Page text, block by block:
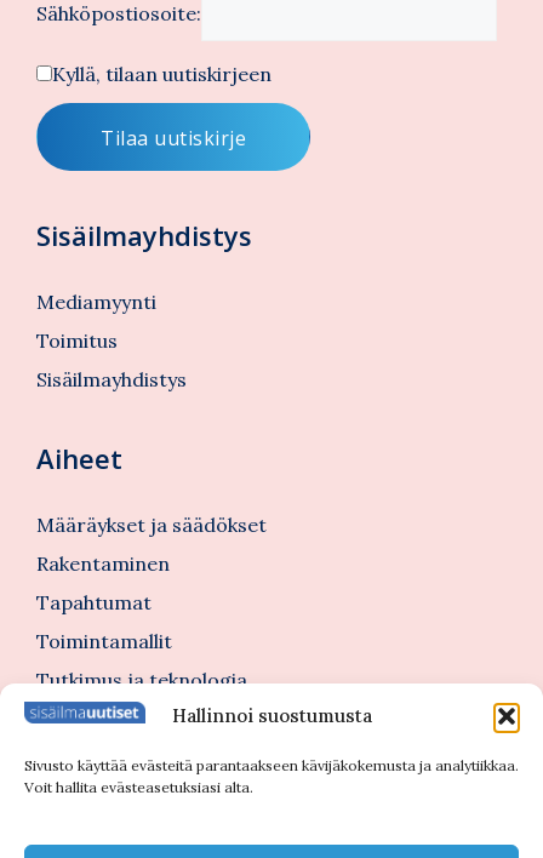
Hallinnoi suostumusta
Sivusto käyttää evästeitä parantaakseen kävijäkokemusta ja analytiikkaa.
Voit hallita evästeasetuksiasi alta.
Sähköpostiosoite:
Kyllä, tilaan uutiskirjeen
Sisäilmayhdistys
Mediamyynti
Toimitus
Sisäilmayhdistys
Aiheet
Määräykset ja säädökset
Rakentaminen
Tapahtumat
Toimintamallit
Tutkimus ja teknologia
Tutustu myös